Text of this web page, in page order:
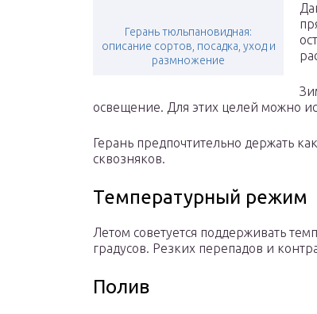
Герань тюльпановидная:
описание сортов, посадка, уход и
размножение
освещение. Для этих целей можно
Герань предпочтительно держать
сквозняков.
Температурный режим
Летом советуется поддерживать
градусов. Резких перепадов и
Полив